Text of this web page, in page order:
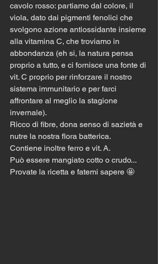
cavolo rosso: partiamo dal colore, il
viola, dato dai pigmenti fenolici che
svolgono azione antiossidante insieme
alla vitamina C, che troviamo in
abbondanza (eh si, la natura pensa
proprio a tutto, e ci fornisce una fonte di
vit. C proprio per rinforzare il nostro
sistema immunitario e per farci
affrontare al meglio la stagione
invernale).
Ricco di fibre, dona senso di sazietà e
nutre la nostra flora batterica.
Contiene inoltre ferro e vit. A.
Può essere mangiato cotto o crudo...
Provate la ricetta e fatemi sapere 🤩